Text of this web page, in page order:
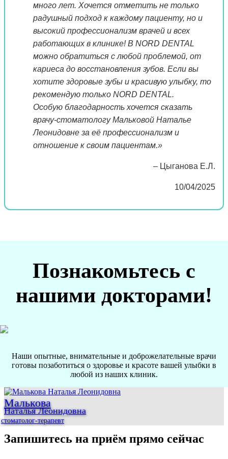
много лет. Хочется отметить не только
радушный подход к каждому пациенту, но и
высокий профессионализм врачей и всех
работающих в клинике! В NORD DENTAL
можно обратиться с любой проблемой, от
кариеса до восстановления зубов. Если вы
хотите здоровые зубы и красивую улыбку, то
рекомендую только NORD DENTAL.
Особую благодарность хочется сказать
врачу-стоматологу Мальковой Наталье
Леонидовне за её профессионализм и
отношение к своим пациентам.»
– Цыганова Е.Л.
10/04/2025
Познакомьтесь с
нашими докторами!
Наши опытные, внимательные и доброжелательные врачи
готовы позаботиться о здоровье и красоте вашей улыбки в
любой из наших клиник.
Малькова
Наталья Леонидовна
стоматолог-терапевт
Запишитесь на приём прямо сейчас